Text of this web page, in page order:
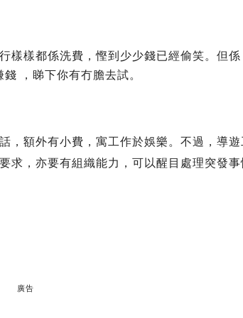
樣樣都係洗費，慳到少少錢已經偷笑。但
，睇下你有冇膽去試。
，額外有小費，寓工作於娛樂。不過，導遊
求，亦要有組織能力，可以醒目處理突發
廣告